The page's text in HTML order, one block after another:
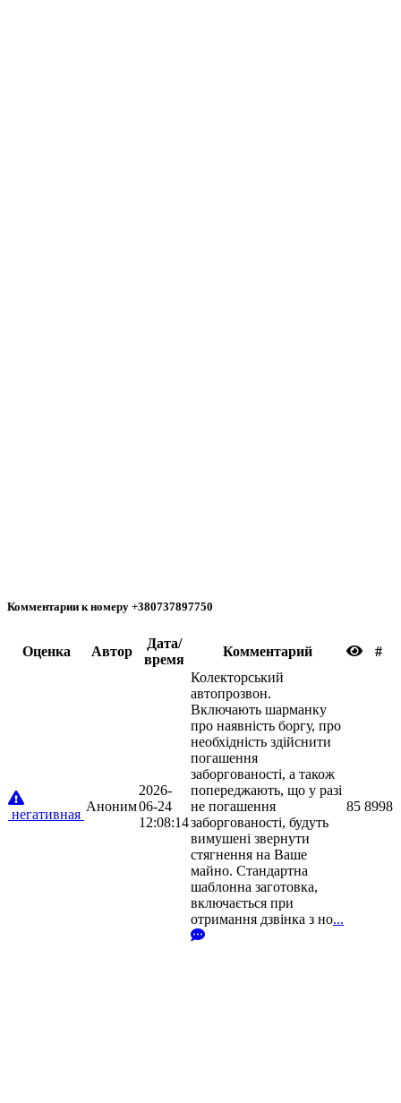
Комментарии к номеру +380737897750
Oценка Автор
Дата/
время
Комментарий #
негативная
Аноним
2026-
06-24
12:08:14
Колекторський
автопрозвон.
Включають шарманку
про наявність боргу, про
необхідність здійснити
погашення
заборгованості, а також
попереджають, що у разі
не погашення
заборгованості, будуть
вимушені звернути
стягнення на Ваше
майно. Стандартна
шаблонна заготовка,
включається при
отримання дзвінка з но...
85 8998